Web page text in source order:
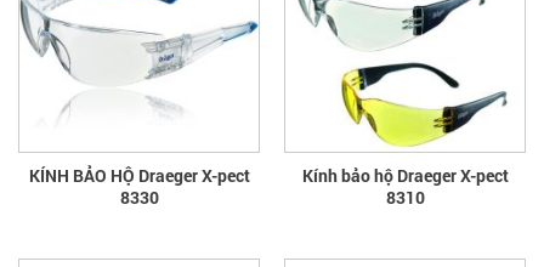
KÍNH BẢO HỘ Draeger X-pect
8330
Kính bảo hộ Draeger X-pect
8310